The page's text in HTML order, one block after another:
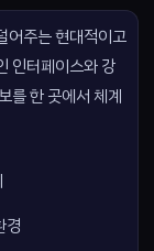
어주는 현대적이고
인터페이스와 강
를 한 곳에서 체계
경